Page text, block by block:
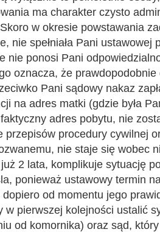
ma charakter czysto
w okresie powstawania
nie spełniała Pani ustawowej
nie ponosi Pani
oznacza, że prawdopodobnie
Pani sądowy nakaz
na adres matki (gdzie była
adres pobytu, nie
przepisów procedury cywilnej
nie staje się wobec
2 lata, komplikuje sytuację
ponieważ ustawowy termin
od momentu jego
w pierwszej kolejności ustalić
od komornika) oraz sąd, który